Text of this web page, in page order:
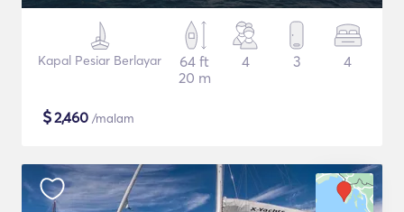
Kapal Pesiar Berlayar
64 ft
20 m
4 3 4
$2,460 /malam